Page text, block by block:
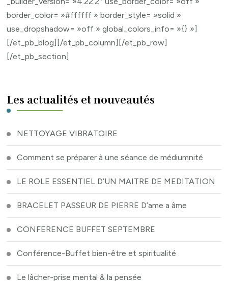
border_color= »#ffffff » border_style= »solid »
use_dropshadow= »off » global_colors_info= »{} »]
[/et_pb_blog][/et_pb_column][/et_pb_row]
[/et_pb_section]
Les actualités et nouveautés
NETTOYAGE VIBRATOIRE
Comment se préparer à une séance de médiumnité
LE ROLE ESSENTIEL D’UN MAITRE DE MEDITATION
BRACELET PASSEUR DE PIERRE D’ame a âme
CONFERENCE BUFFET SEPTEMBRE
Conférence-Buffet bien-être et spiritualité
Le lâcher-prise mental & la pensée